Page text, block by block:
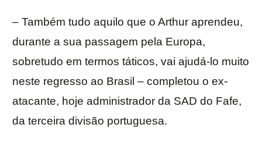
– Também tudo aquilo que o Arthur aprendeu,
durante a sua passagem pela Europa,
sobretudo em termos táticos, vai ajudá-lo muito
neste regresso ao Brasil – completou o ex-
atacante, hoje administrador da SAD do Fafe,
da terceira divisão portuguesa.